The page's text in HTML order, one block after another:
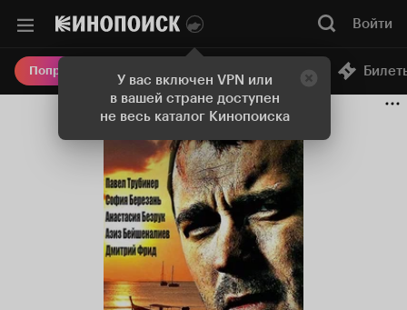
У вас включен VPN или
в вашей стране доступен
не весь каталог Кинопоиска
Войти
Попробовать Плюс Онлайн-кинотеатр